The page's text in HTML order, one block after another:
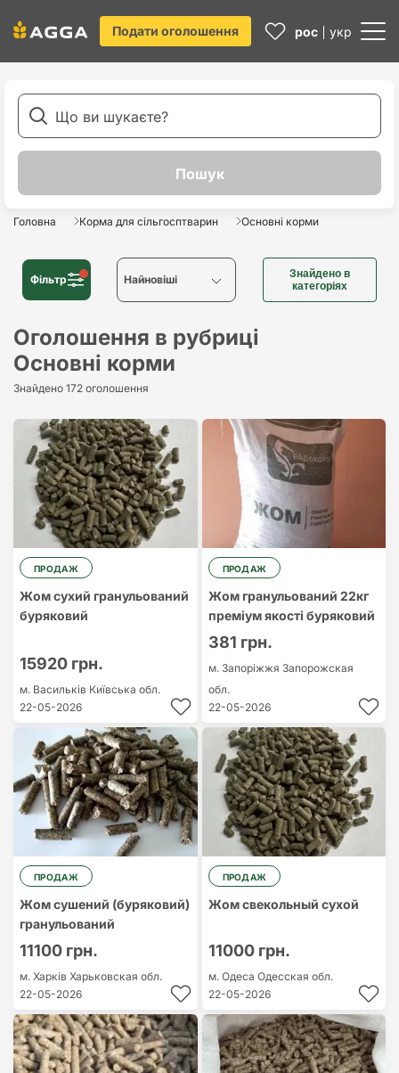
Подати оголошення рос укр
Головна Корма для сільгосптварин Основні корми
Фільтр Найновіші
Найновіші
Найстаріші
Найдешевший
Знайдено в
категоріях
Оголошення в рубриці
Основні корми
Знайдено 172 оголошення
ПРОДАЖ
Жом сухий гранульований
буряковий
15920 грн.
м. Васильків Київська обл.
22-05-2026
ПРОДАЖ
Жом гранульований 22кг
преміум якості буряковий
381 грн.
м. Запоріжжя Запорожская
обл.
22-05-2026
ПРОДАЖ
Жом сушений (буряковий)
гранульований
11100 грн.
м. Харків Харьковская обл.
22-05-2026
ПРОДАЖ
Жом свекольный сухой
11000 грн.
м. Одеса Одесская обл.
22-05-2026